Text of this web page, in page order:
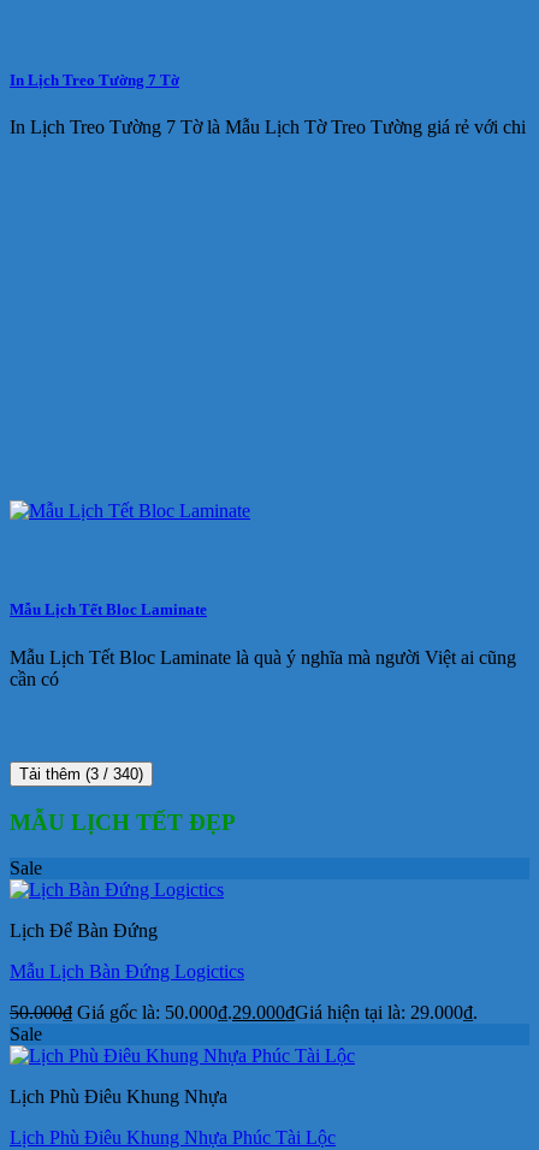
In Lịch Treo Tường 7 Tờ
In Lịch Treo Tường 7 Tờ là Mẫu Lịch Tờ Treo Tường giá rẻ với chi
Mẫu Lịch Tết Bloc Laminate
Mẫu Lịch Tết Bloc Laminate là quà ý nghĩa mà người Việt ai cũng
cần có
Tải thêm (3 / 340)
MẪU LỊCH TẾT ĐẸP
Sale
Lịch Để Bàn Đứng
Mẫu Lịch Bàn Đứng Logictics
50.000₫ Giá gốc là: 50.000₫.29.000₫Giá hiện tại là: 29.000₫.
Sale
Lịch Phù Điêu Khung Nhựa
Lịch Phù Điêu Khung Nhựa Phúc Tài Lộc